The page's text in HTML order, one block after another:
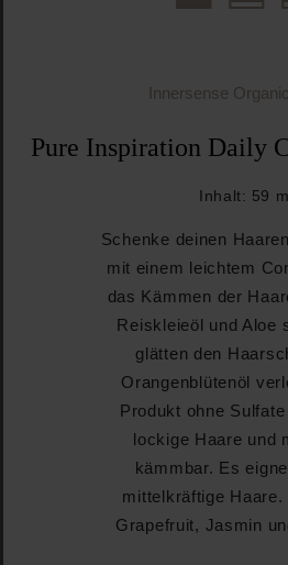
Innersense
Pure Inspiration Daily
Inhalt: 59
Schenke deinen
mit einem leichtem
das Kämmen der
Reiskleieöl und Aloe
glätten den
Orangenblütenöl
Produkt ohne
lockige Haare und
kämmbar. Es
mittelkräftige Haare.
Grapefruit, Jasmin